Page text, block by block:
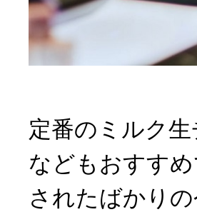
定番のミルク
などもおすす
されたばかり